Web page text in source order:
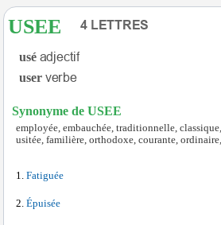
USEE
usé
user
Synonyme de USEE
employée, embauchée, traditionnelle,
usitée, familière, orthodoxe, courante,
Fatiguée
Épuisée